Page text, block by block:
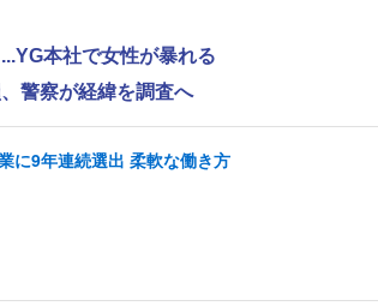
本社で女性が暴れる
警察が経緯を調査へ
に9年連続選出 柔軟な働き方